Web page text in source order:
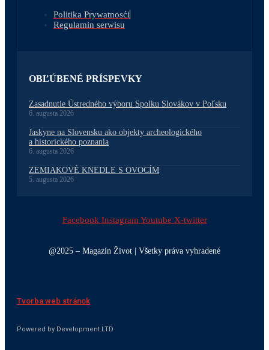
Politika Prywatnosći
Regulamin serwisu
OBĽÚBENÉ PRÍSPEVKY
Zasadnutie Ústredného výboru Spolku Slovákov v Poľsku
6. augusta 2026
Jaskyne na Slovensku ako objekty archeologického
a historického poznania
6. augusta 2026
ZEMIAKOVÉ KNEDLE S OVOCÍM
5. augusta 2026
Facebook Instagram Youtube X-twitter
@2025 – Magazín Život | Všetky práva vyhradené
Tvorba web stránok
Powered by Development LTD